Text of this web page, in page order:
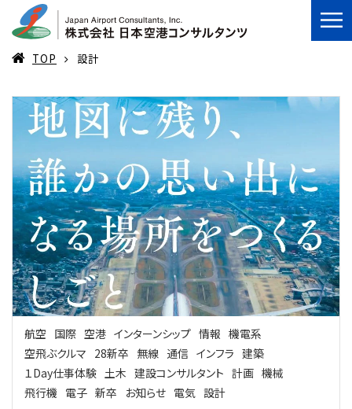
TOP 設計
航空 国際 空港 インターンシップ 情報 機電系
空飛ぶクルマ 28新卒 無線 通信 インフラ 建築
１Day仕事体験 土木 建設コンサルタント 計画 機械
飛行機 電子 新卒 お知らせ 電気 設計